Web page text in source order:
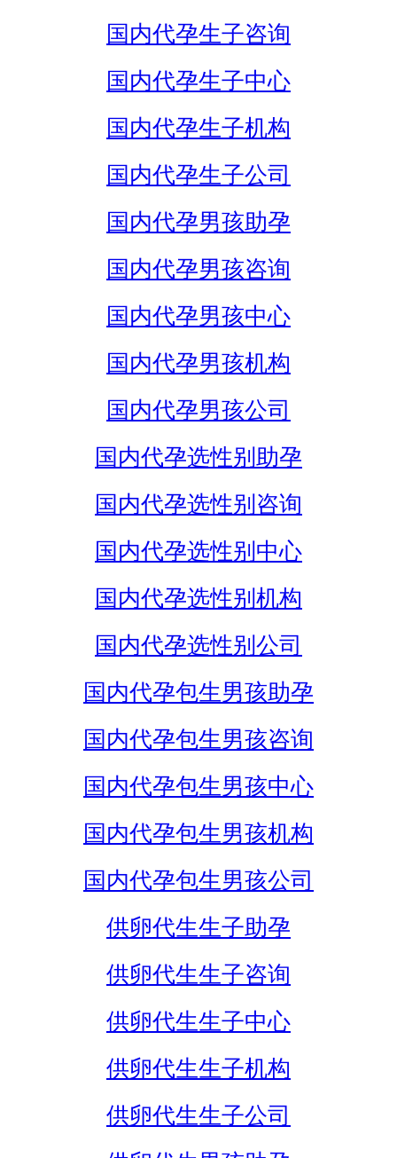
国内代孕生子咨询
国内代孕生子中心
国内代孕生子机构
国内代孕生子公司
国内代孕男孩助孕
国内代孕男孩咨询
国内代孕男孩中心
国内代孕男孩机构
国内代孕男孩公司
国内代孕选性别助孕
国内代孕选性别咨询
国内代孕选性别中心
国内代孕选性别机构
国内代孕选性别公司
国内代孕包生男孩助孕
国内代孕包生男孩咨询
国内代孕包生男孩中心
国内代孕包生男孩机构
国内代孕包生男孩公司
供卵代生生子助孕
供卵代生生子咨询
供卵代生生子中心
供卵代生生子机构
供卵代生生子公司